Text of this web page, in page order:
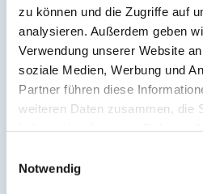
zu können und die Zugriffe auf
analysieren. Außerdem geben
Verwendung unserer Website
soziale Medien, Werbung und
Partner führen diese
weiteren Daten zusammen, die
Notwendig
Verpflegung:
Sonstiges:
Fahrradabstellraum mit E Bike
Beschreibung
eingerichteten Ferienwohnung mit